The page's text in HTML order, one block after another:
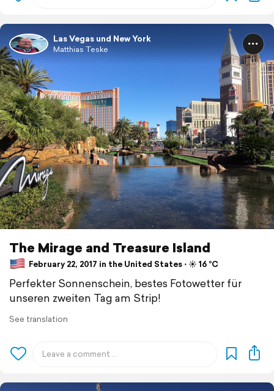
Las Vegas und New York
Matthias Teske
The Mirage and Treasure Island
February 22, 2017 in the United States ⋅ ☀️ 16 °C
Perfekter Sonnenschein, bestes Fotowetter für
unseren zweiten Tag am Strip!
See translation